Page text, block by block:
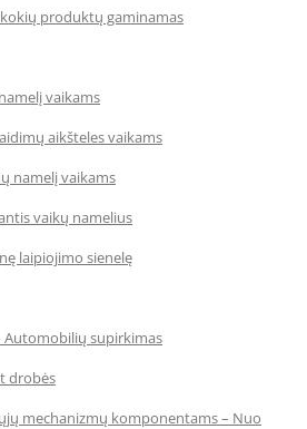
produktų gaminamas
vaikams
aikšteles vaikams
namelį vaikams
vaikų namelius
laipiojimo sienelę
Automobilių supirkimas
drobės
mechanizmų komponentams – Nuo